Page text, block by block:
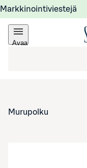
Markkinointiviestejä
Avaa
Murupolku